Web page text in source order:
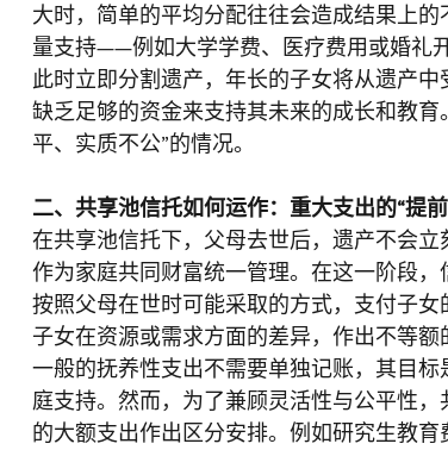
大时，简单的平均分配往往会造成结果上
量支持——例如大学学费、医疗费用或婚礼
此时立即分割遗产，年长的子女将从遗产
缺乏足够的资金来支持其未来的成长和教
平、实质不公”的情况。
二、共享池信托如何运作：重大支出的“提
在共享池信托下，父母去世后，遗产不会
作为家庭共同财富统一管理。在这一阶段
按照父母在世时可能采取的方式，支付子
子女在资源或需求方面的差异，作出不等额
一般的抚养性支出不需要单独记账，其目
庭支持。然而，为了兼顾灵活性与公平性
的大额支出作出区分安排。例如研究生教